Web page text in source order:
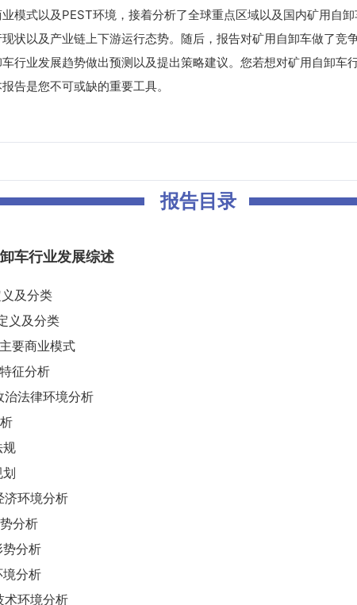
模式以及PEST环境，接着分析了全球重点区域以及国内矿用自
状以及产业链上下游运行态势。随后，报告对矿用自卸车做了竞
行业发展趋势做出预测以及提出策略建议。您若想对矿用自卸车
告是您不可或缺的重要工具。
报告目录
车行业发展综述
及分类
义及分类
要商业模式
征分析
治法律环境分析
规
济环境分析
分析
势分析
境分析
术环境分析